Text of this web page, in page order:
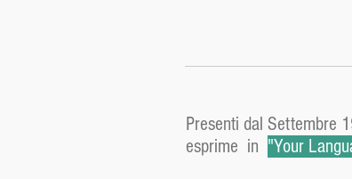
Presenti dal Settembre
esprime in "Your